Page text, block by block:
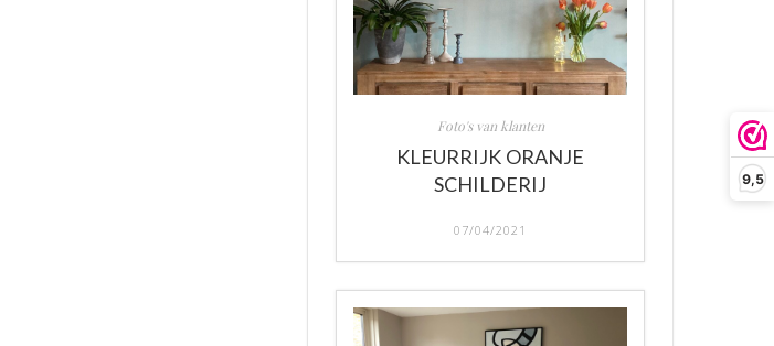
9,5
Foto's van klanten
KLEURRIJK ORANJE
SCHILDERIJ
07/04/2021